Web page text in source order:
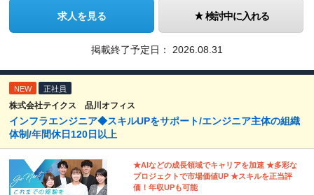
求人を見る 検討中に入れる
掲載終了予定日： 2026.08.31
NEW 正社員
株式会社テイクス 品川オフィス
インフラエンジニア◆スキルUPをサポート/エンジニア主体の組織
体制/年間休日120日以上
★AIなどの成長領域でキャリアを加速 ★多彩な
プロジェクトで市場価値UP ★スキルを正当評
価！年収UPも可能